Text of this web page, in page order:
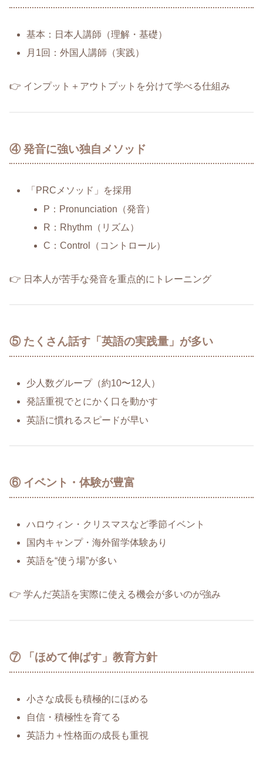
基本：日本人講師（理解・基礎）
月1回：外国人講師（実践）
👉 インプット＋アウトプットを分けて学べる仕組み
④ 発音に強い独自メソッド
「PRCメソッド」を採用
P：Pronunciation（発音）
R：Rhythm（リズム）
C：Control（コントロール）
👉 日本人が苦手な発音を重点的にトレーニング
⑤ たくさん話す「英語の実践量」が多い
少人数グループ（約10〜12人）
発話重視でとにかく口を動かす
英語に慣れるスピードが早い
⑥ イベント・体験が豊富
ハロウィン・クリスマスなど季節イベント
国内キャンプ・海外留学体験あり
英語を“使う場”が多い
👉 学んだ英語を実際に使える機会が多いのが強み
⑦ 「ほめて伸ばす」教育方針
小さな成長も積極的にほめる
自信・積極性を育てる
英語力＋性格面の成長も重視